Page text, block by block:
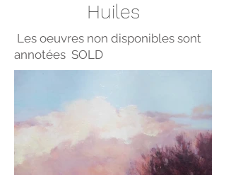
Huiles
Les oeuvres non disponibles sont
annotées SOLD